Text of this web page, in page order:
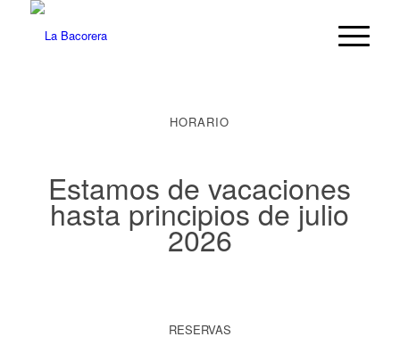
HORARIO
Estamos de vacaciones
hasta principios de julio
2026
RESERVAS